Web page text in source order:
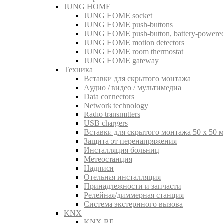
JUNG HOME
JUNG HOME socket
JUNG HOME push-buttons
JUNG HOME push-button, battery-
JUNG HOME motion detectors
JUNG HOME room thermostat
JUNG HOME gateway
Tехника
Вставки для скрытого монтажа
Aудио / видео / мультимедиа
Data connectors
Network technology
Radio transmitters
USB chargers
Вставки для скрытого монтажа 50 x 50
Защита от перенапряжения
Инсталляция больниц
Метеостанция
Надписи
Отельная инсталляция
Принадлежности и запчасти
Релейная/диммерная станция
Система экстернного вызова
KNX